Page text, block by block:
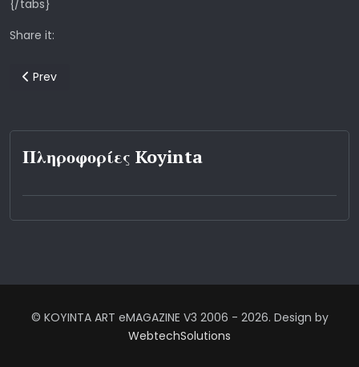
{/tabs}
Share it:
Previous article: Η εικόνα του/της επιστήμονα στην Ελλάδα
Prev
Πληροφορίες Koyinta
© KOYINTA ART eMAGAZINE V3 2006 - 2026. Design by
WebtechSolutions